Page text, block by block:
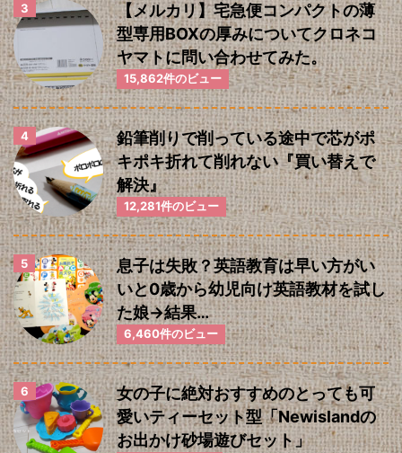
【メルカリ】宅急便コンパクトの薄
型専用BOXの厚みについてクロネコ
ヤマトに問い合わせてみた。
15,862件のビュー
鉛筆削りで削っている途中で芯がポ
キポキ折れて削れない『買い替えで
解決』
12,281件のビュー
息子は失敗？英語教育は早い方がい
いと0歳から幼児向け英語教材を試し
た娘→結果…
6,460件のビュー
女の子に絶対おすすめのとっても可
愛いティーセット型「Newislandの
お出かけ砂場遊びセット」